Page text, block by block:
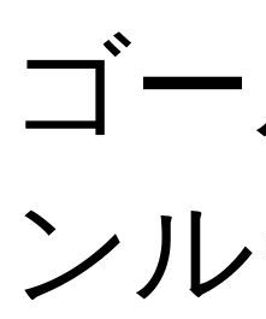
ゴ
ン